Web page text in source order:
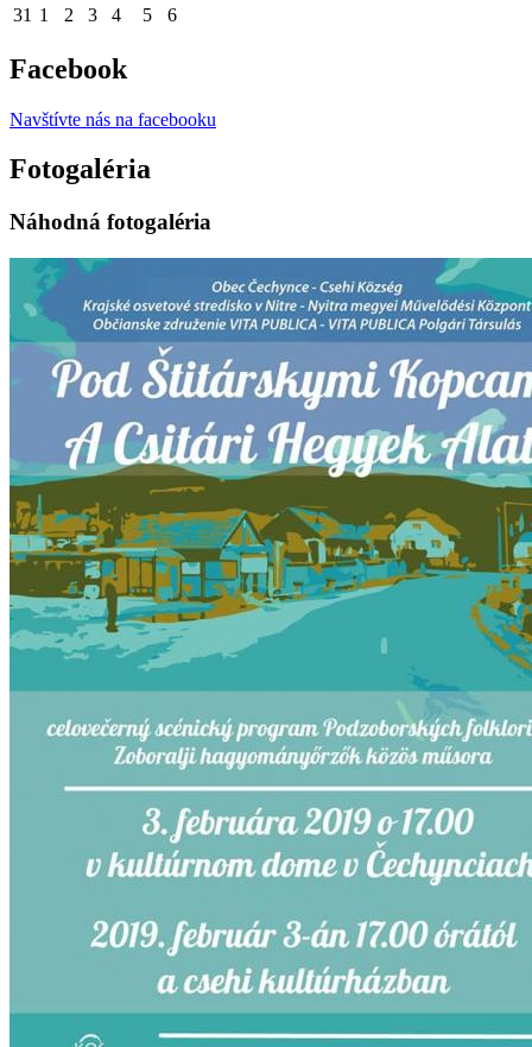
31 1 2 3 4 5 6
Facebook
Navštívte nás na facebooku
Fotogaléria
Náhodná fotogaléria